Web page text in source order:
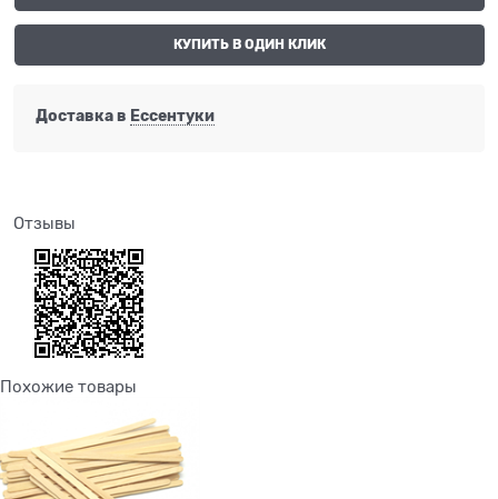
КУПИТЬ В ОДИН КЛИК
Доставка в Ессентуки
Отзывы
Похожие товары